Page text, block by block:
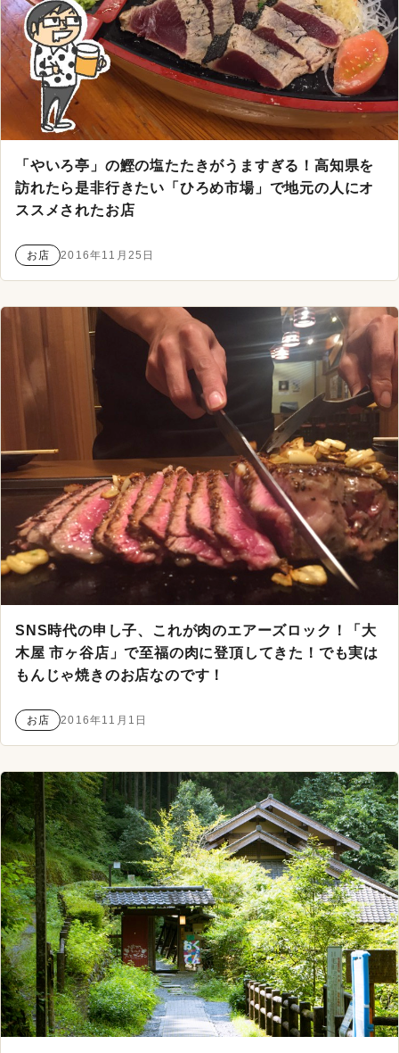
「やいろ亭」の鰹の塩たたきがうますぎる！高知県を
訪れたら是非行きたい「ひろめ市場」で地元の人にオ
ススメされたお店
お店 2016年11月25日
SNS時代の申し子、これが肉のエアーズロック！「大
木屋 市ヶ谷店」で至福の肉に登頂してきた！でも実は
もんじゃ焼きのお店なのです！
お店 2016年11月1日